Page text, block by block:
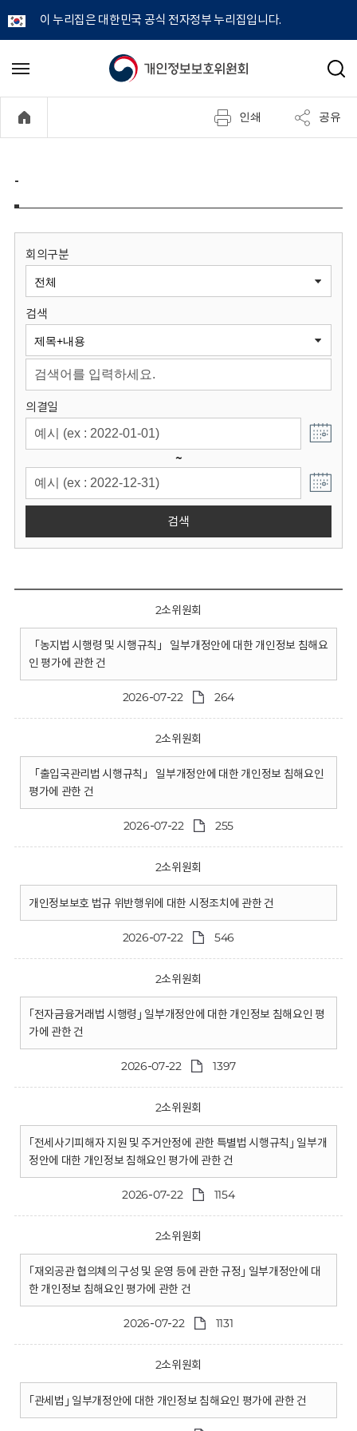
이 누리집은 대한민국 공식 전자정부 누리집입니다.
개
정
보
원
회
메
기
검
인쇄 공유
-
회의구분
검색
의결일
~
검색
2소위원회
「농지법 시행령 및 시행규칙」 일부개정안에 대한 개인정보 침해요
인 평가에 관한 건
2026-07-22 264
2소위원회
「출입국관리법 시행규칙」 일부개정안에 대한 개인정보 침해요인
평가에 관한 건
2026-07-22 255
2소위원회
개인정보보호 법규 위반행위에 대한 시정조치에 관한 건
2026-07-22 546
2소위원회
｢전자금융거래법 시행령｣ 일부개정안에 대한 개인정보 침해요인 평
가에 관한 건
2026-07-22 1397
2소위원회
｢전세사기피해자 지원 및 주거안정에 관한 특별법 시행규칙｣ 일부개
정안에 대한 개인정보 침해요인 평가에 관한 건
2026-07-22 1154
2소위원회
｢재외공관 협의체의 구성 및 운영 등에 관한 규정｣ 일부개정안에 대
한 개인정보 침해요인 평가에 관한 건
2026-07-22 1131
2소위원회
｢관세법｣ 일부개정안에 대한 개인정보 침해요인 평가에 관한 건